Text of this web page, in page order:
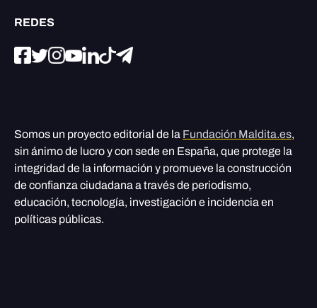
REDES
Somos un proyecto editorial de la Fundación Maldita.es,
sin ánimo de lucro y con sede en España, que protege la
integridad de la información y promueve la construcción
de confianza ciudadana a través de periodismo,
educación, tecnología, investigación e incidencia en
políticas públicas.